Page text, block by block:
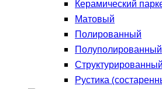
Керамический
Матовый
Полированный
Полуполированный
Рустика